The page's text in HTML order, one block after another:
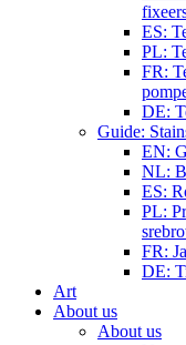
ES:
PL:
FR:
DE:
Guide:
EN:
NL:
ES:
PL:
FR:
DE:
Art
About us
About us